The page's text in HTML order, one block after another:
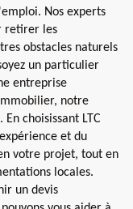
Nos experts
retirer les
obstacles naturels
un particulier
entreprise
notre
choisissant LTC
et du
votre projet, tout en
locales.
un devis